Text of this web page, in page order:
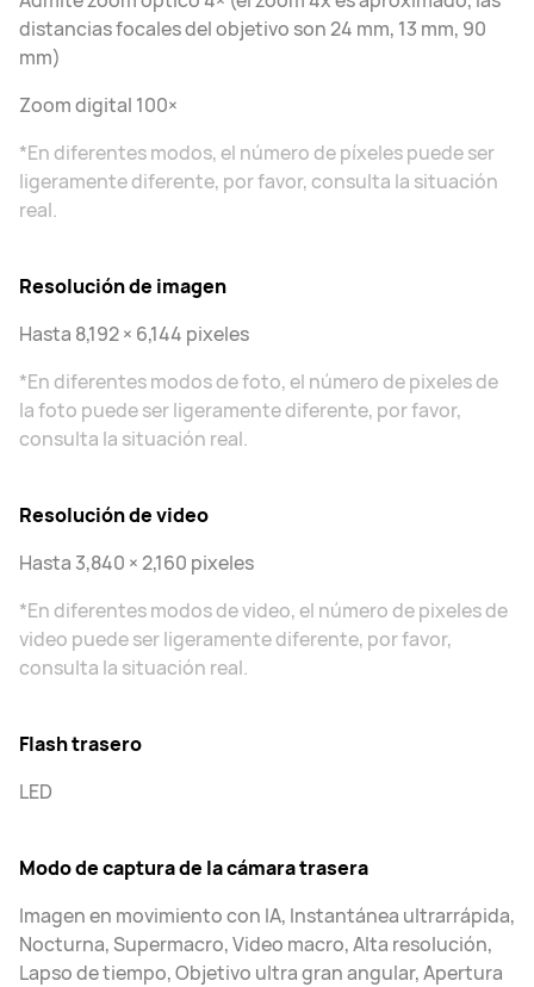
distancias focales del objetivo son 24 mm, 13 mm, 90
mm)
Zoom digital 100×
*En diferentes modos, el número de píxeles puede ser
ligeramente diferente, por favor, consulta la situación
real.
Resolución de imagen
Hasta 8,192 × 6,144 pixeles
*En diferentes modos de foto, el número de pixeles de
la foto puede ser ligeramente diferente, por favor,
consulta la situación real.
Resolución de video
Hasta 3,840 × 2,160 pixeles
*En diferentes modos de video, el número de pixeles de
video puede ser ligeramente diferente, por favor,
consulta la situación real.
Flash trasero
LED
Modo de captura de la cámara trasera
Imagen en movimiento con IA, Instantánea ultrarrápida,
Nocturna, Supermacro, Video macro, Alta resolución,
Lapso de tiempo, Objetivo ultra gran angular, Apertura